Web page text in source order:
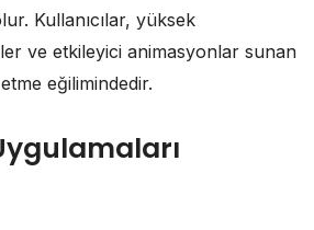
Kullanıcılar, yüksek
ve etkileyici animasyonlar sunan
eğilimindedir.